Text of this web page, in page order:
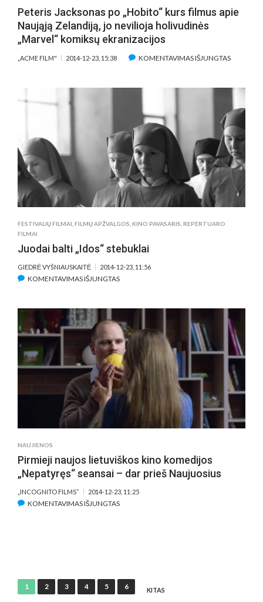
Peteris Jacksonas po „Hobito“ kurs filmus apie
Naująją Zelandiją, jo nevilioja holivudinės
„Marvel“ komiksų ekranizacijos
„ACME FILM" 2014-12-23, 15:38 KOMENTAVIMAS IŠJUNGTASĮRAŠE
„HOBITO“
KURS
FILMUS
APIE
NAUJĄJĄ
JO
FESTIVALIŲ FILMAI FILMŲ APŽVALGOS KINO PAVASARIS REPERTUARO
FILMAI
Juodai balti „Idos“ stebuklai
GIEDRĖ VYŠNIAUSKAITĖ 2014-12-23, 11:56
KOMENTAVIMAS IŠJUNGTASĮRAŠE
STEBUKLAI
NAUJIENOS
Pirmieji naujos lietuviškos kino komedijos
„Nepatyręs“ seansai – dar prieš Naujuosius
„INCOGNITO FILMS“ 2014-12-23, 11:25
KOMENTAVIMAS IŠJUNGTASĮRAŠE
SEANSAI
Įrašų
1 2 3 4 5 6 KITAS